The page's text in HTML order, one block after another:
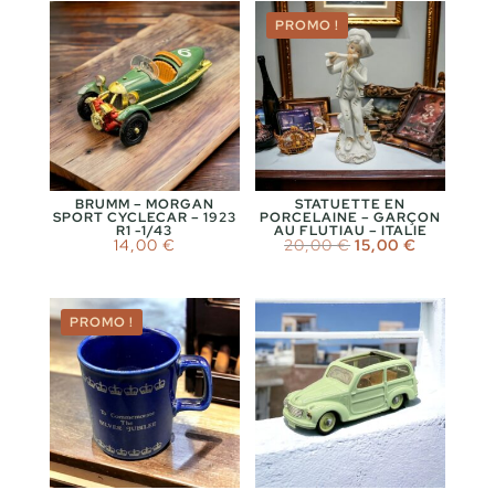
BRUMM – MORGAN
SPORT CYCLECAR – 1923
R1 -1/43
14,00 €
PROMO !
STATUETTE EN
PORCELAINE – GARÇON
AU FLUTIAU – ITALIE
20,00€ Le
prix
20,00 €.
15,00€
15,00 €.
PROMO !